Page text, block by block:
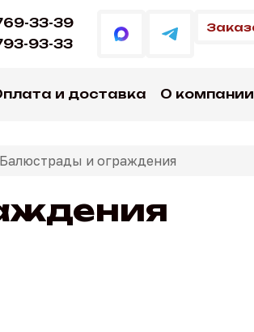
33-39
93-33
и доставка О компании
Балюстрады и ограждения